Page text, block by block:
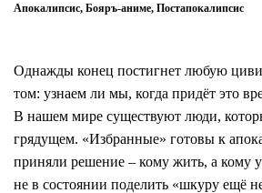
Апокалипсис, Бояръ-аниме, Постапокалипсис
Однажды конец постигнет любую
том: узнаем ли мы, когда придёт это
В нашем мире существуют люди,
грядущем. «Избранные» готовы к
приняли решение – кому жить, а кому
не в состоянии поделить «шкуру ещё